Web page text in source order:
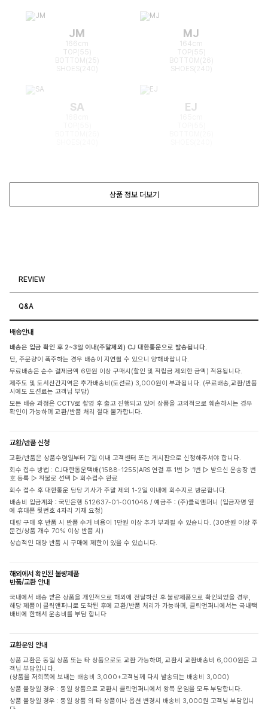
JM
166cm
TOP(55)
BOTTOM(25)
MJ
164cm
TOP(55)
BOTTOM(26)
SA EJ
상품 정보 더보기
REVIEW
Q&A
배송안내
배송은 입금 확인 후 2~3일 이내(주말제외) CJ 대한통운으로 발송됩니다.
단, 주문량이 폭주하는 경우 배송이 지연될 수 있으니 양해바랍니다.
무료배송은 순수 결제금액 6만원 이상 구매시(할인 및 적립금 제외한 금액) 적용됩니다.
제주도 및 도서산간지역은 추가배송비(도선료) 3,000원이 부과됩니다. (무료배송,교환/반품
시에도 도선료는 고객님 부담)
모든 배송 과정은 CCTV로 촬영 후 출고 진행되고 있어 상품을 고의적으로 훼손하시는 경우
확인이 가능하며 교환/반품 처리 절대 불가합니다.
교환/반품 신청
교환/반품은 상품수령일부터 7일 이내 고객센터 또는 게시판으로 신청해주셔야 합니다.
회수 접수 방법 : CJ대한통운택배(1588-1255)ARS 연결 후 1번 ▷ 1번 ▷ 받으신 운송장 번
호 등록 ▷ 착불로 선택 ▷ 회수접수 완료
회수 접수 후 대한통운 담당 기사가 주말 제외 1-2일 이내에 회수지로 방문합니다.
배송비 입금계좌 : 국민은행 512637-01-001048 / 예금주 : (주)클릭앤퍼니 (입금자명 옆
에 휴대폰 뒷번호 4자리 기재 요청)
대량 구매 후 반품 시 반품 수거 비용이 1만원 이상 추가 부과될 수 있습니다. (30만원 이상 주
문건/상품 개수 70% 이상 반품 시)
상습적인 대량 반품 시 구매에 제한이 있을 수 있습니다.
해외에서 확인된 불량제품
반품/교환 안내
국내에서 배송 받은 상품을 개인적으로 해외에 전달하신 후 불량제품으로 확인되었을 경우,
해당 제품이 클릭앤퍼니로 도착된 후에 교환/반품 처리가 가능하며, 클릭앤퍼니에서는 국내택
배비에 한해서 운송비를 부담 합니다
교환운임 안내
상품 교환은 동일 상품 또는 타 상품으로도 교환 가능하며, 교환시 교환배송비 6,000원은 고
객님 부담입니다.
(상품을 저희쪽에 보내는 배송비 3,000+고객님께 다시 발송되는 배송비 3,000)
상품 불량일 경우 : 동일 상품으로 교환시 클릭앤퍼니에서 왕복 운임을 모두 부담합니다.
상품 불량일 경우 : 동일 상품 외 타 상품이나 옵션 변경시 배송비 3,000원 고객님 부담입니